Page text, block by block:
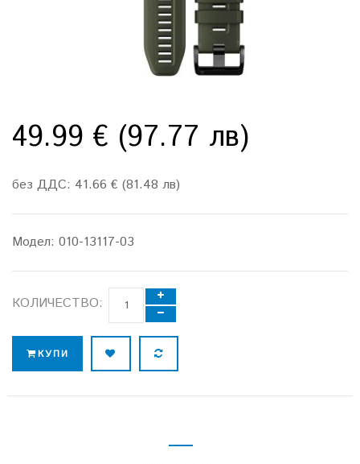
49.99 € (97.77 лв)
без ДДС: 41.66 € (81.48 лв)
Модел: 010-13117-03
КОЛИЧЕСТВО:
КУПИ